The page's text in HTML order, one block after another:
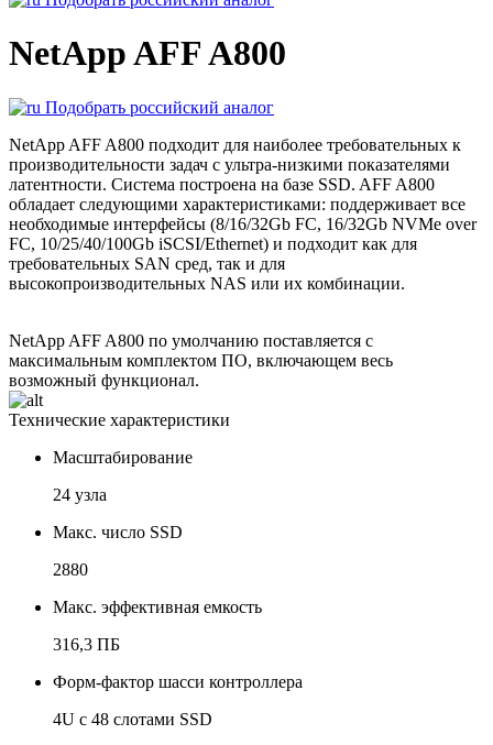
NetApp AFF A800
Подобрать российский аналог
NetApp AFF A800 подходит для наиболее требовательных к
производительности задач с ультра-низкими показателями
латентности. Система построена на базе SSD. AFF A800
обладает следующими характеристиками: поддерживает все
необходимые интерфейсы (8/16/32Gb FC, 16/32Gb NVMe over
FC, 10/25/40/100Gb iSCSI/Ethernet) и подходит как для
требовательных SAN сред, так и для
высокопроизводительных NAS или их комбинации.
NetApp AFF A800 по умолчанию поставляется с
максимальным комплектом ПО, включающем весь
возможный функционал.
Технические характеристики
Масштабирование
24 узла
Макс. число SSD
2880
Макс. эффективная емкость
316,3 ПБ
Форм-фактор шасси контроллера
4U с 48 слотами SSD